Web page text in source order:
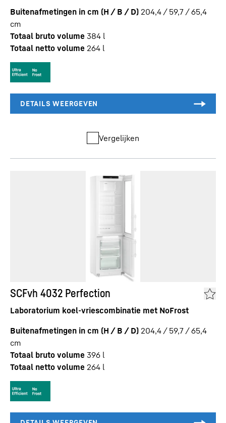
Buitenafmetingen in cm (H / B / D) 204,4 / 59,7 / 65,4
cm
Totaal bruto volume 384 l
Totaal netto volume 264 l
Vergelijken
SCFvh 4032 Perfection
Laboratorium koel-vriescombinatie met NoFrost
Buitenafmetingen in cm (H / B / D) 204,4 / 59,7 / 65,4
cm
Totaal bruto volume 396 l
Totaal netto volume 264 l